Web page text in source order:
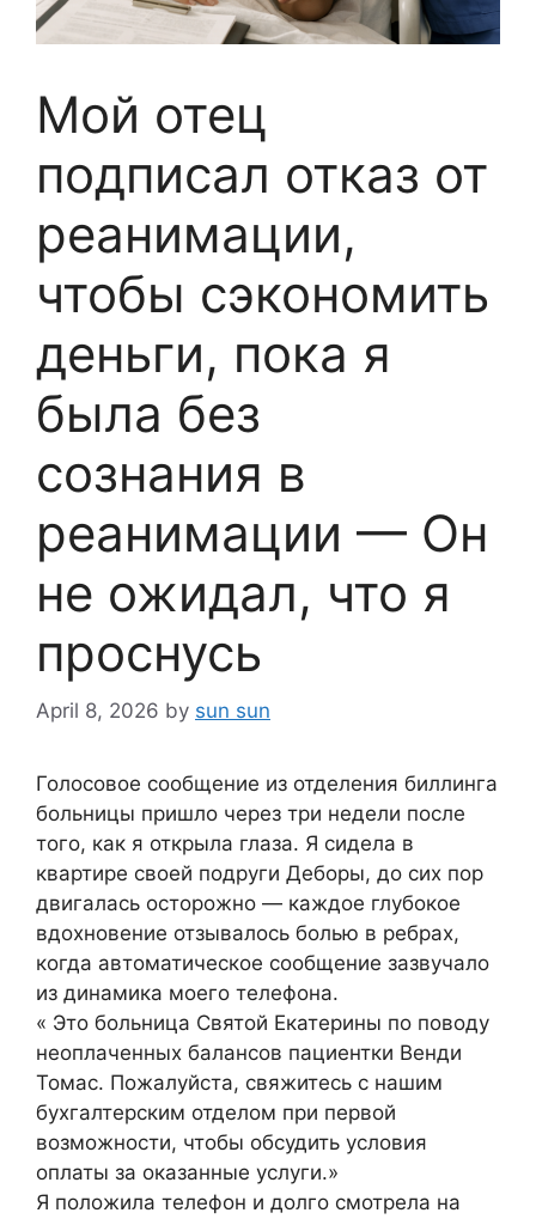
Мой отец
подписал отказ от
реанимации,
чтобы сэкономить
деньги, пока я
была без
сознания в
реанимации — Он
не ожидал, что я
проснусь
April 8, 2026 by sun sun
Голосовое сообщение из отделения биллинга
больницы пришло через три недели после
того, как я открыла глаза. Я сидела в
квартире своей подруги Деборы, до сих пор
двигалась осторожно — каждое глубокое
вдохновение отзывалось болью в ребрах,
когда автоматическое сообщение зазвучало
из динамика моего телефона.
« Это больница Святой Екатерины по поводу
неоплаченных балансов пациентки Венди
Томас. Пожалуйста, свяжитесь с нашим
бухгалтерским отделом при первой
возможности, чтобы обсудить условия
оплаты за оказанные услуги.»
Я положила телефон и долго смотрела на